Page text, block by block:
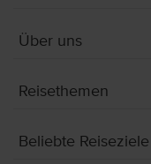
Über uns
Reisethemen
Beliebte Reiseziele